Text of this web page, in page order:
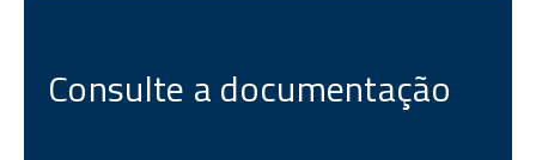
Consulte a documentação